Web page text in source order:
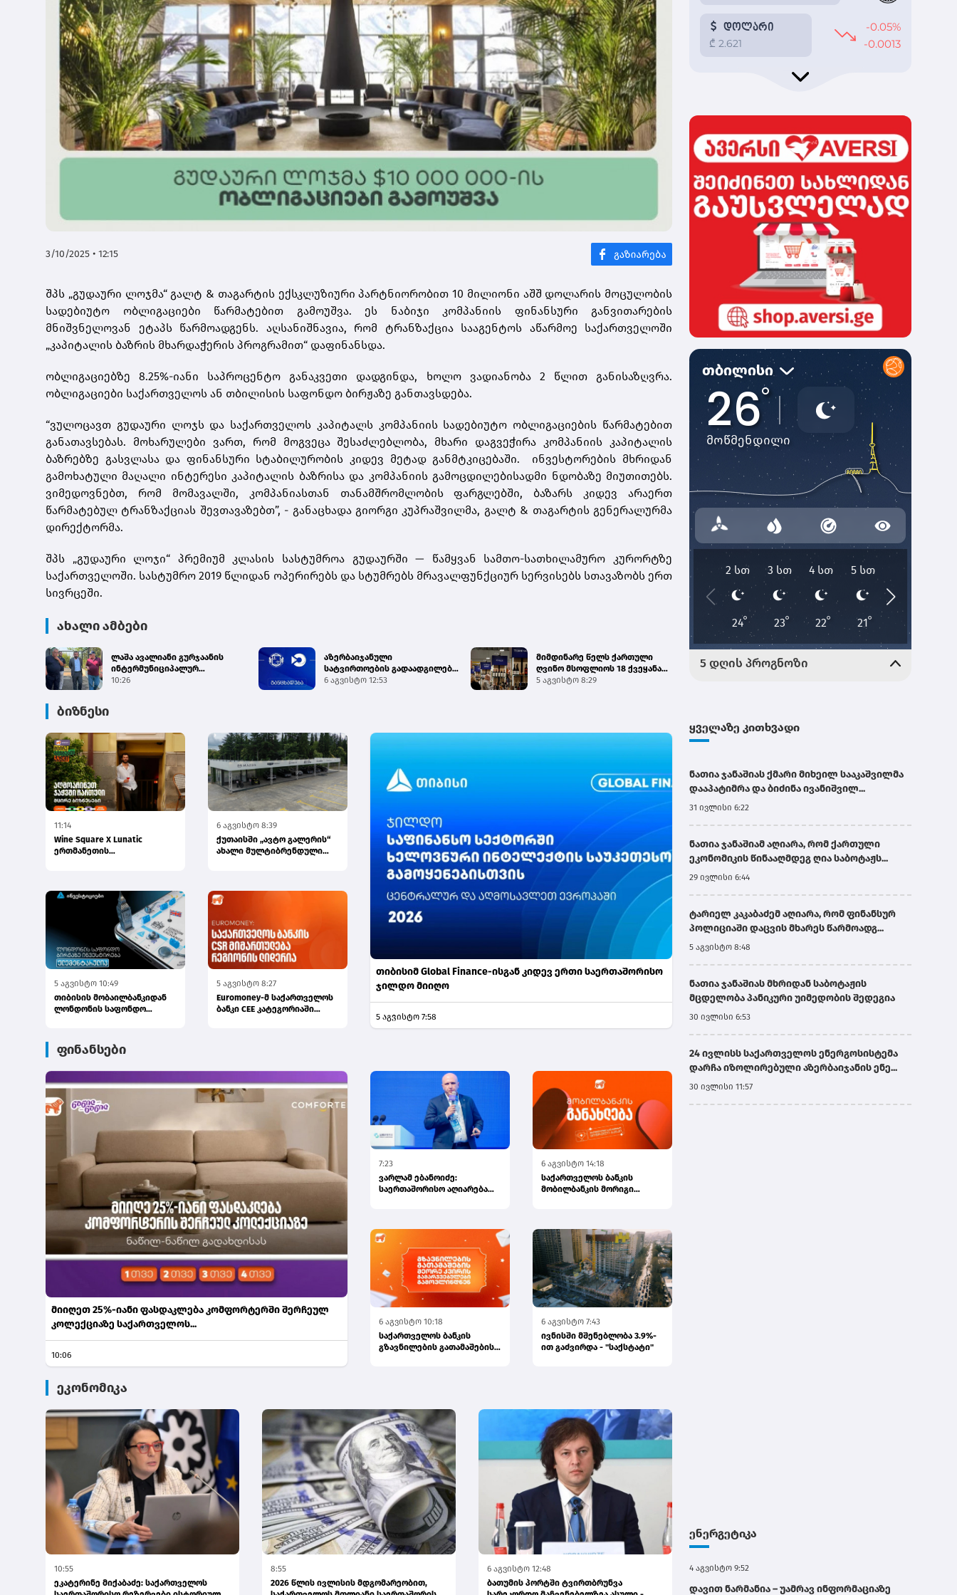
3/10/2025 • 12:15
შპს „გუდაური ლოჯმა“ გალტ & თაგარტის ექსკლუზიური პარტნიორობით 10 მილიონი აშშ დოლარის მოცულობის
სადებიუტო ობლიგაციები წარმატებით გამოუშვა. ეს ნაბიჯი კომპანიის ფინანსური განვითარების
მნიშვნელოვან ეტაპს წარმოადგენს. აღსანიშნავია, რომ ტრანზაქცია სააგენტოს აწარმოე საქართველოში
„კაპიტალის ბაზრის მხარდაჭერის პროგრამით“ დაფინანსდა.
ობლიგაციებზე 8.25%-იანი საპროცენტო განაკვეთი დადგინდა, ხოლო ვადიანობა 2 წლით განისაზღვრა.
ობლიგაციები საქართველოს ან თბილისის საფონდო ბირჟაზე განთავსდება.
“ვულოცავთ გუდაური ლოჯს და საქართველოს კაპიტალს კომპანიის სადებიუტო ობლიგაციების წარმატებით
განათავსებას. მოხარულები ვართ, რომ მოგვეცა შესაძლებლობა, მხარი დაგვეჭირა კომპანიის კაპიტალის
ბაზრებზე გასვლასა და ფინანსური სტაბილურობის კიდევ მეტად განმტკიცებაში. ინვესტორების მხრიდან
გამოხატული მაღალი ინტერესი კაპიტალის ბაზრისა და კომპანიის გამოცდილებისადმი ნდობაზე მიუთითებს.
ვიმედოვნებთ, რომ მომავალში, კომპანიასთან თანამშრომლობის ფარგლებში, ბაზარს კიდევ არაერთ
წარმატებულ ტრანზაქციას შევთავაზებთ”, - განაცხადა გიორგი კუპრაშვილმა, გალტ & თაგარტის გენერალურმა
დირექტორმა.
შპს „გუდაური ლოჯი“ პრემიუმ კლასის სასტუმროა გუდაურში — წამყვან სამთო-სათხილამურო კურორტზე
საქართველოში. სასტუმრო 2019 წლიდან ოპერირებს და სტუმრებს მრავალფუნქციურ სერვისებს სთავაზობს ერთ
სივრცეში.
ახალი ამბები
ლაშა ავალიანი გურჯაანის
ინტერმუნიციპალურ
თავშესაფარში ძაღლების
10:26
აზერბაიჯანული
სატვირთოების გადაადგილება
საბაჟო გამშვებ პუნქტებზე
6 აგვისტო 12:53
მიმდინარე წელს ქართული
ღვინო მსოფლიოს 18 ქვეყანაში
გამართულ 140-მდე ღო...
5 აგვისტო 8:29
ბიზნესი
11:14
Wine Square X Lunatic
ერთმანეთის
6 აგვისტო 8:39
ქუთაისში „ავტო გალერის“
ახალი მულტიბრენდული
5 აგვისტო 10:49
თიბისის მობაილბანკიდან
ლონდონის საფონდო
5 აგვისტო 8:27
Euromoney-მ საქართველოს
ბანკი CEE კატეგორიაში
თიბისიმ Global Finance-ისგან კიდევ ერთი საერთაშორისო
ჯილდო მიიღო
5 აგვისტო 7:58
ფინანსები
მიიღეთ 25%-იანი ფასდაკლება კომფორტერში შერჩეულ
კოლექციაზე საქართველოს...
10:06
7:23
ვარლამ ებანოიძე:
საერთაშორისო აღიარება
6 აგვისტო 14:18
საქართველოს ბანკის
მობილბანკის მორიგი
6 აგვისტო 10:18
საქართველოს ბანკის
გზავნილების გათამაშების
6 აგვისტო 7:43
ივნისში მშენებლობა 3.9%-
ით გაძვირდა - "საქსტატი"
ეკონომიკა
10:55
ეკატერინე მიქაბაძე: საქართველოს
8:55
2026 წლის ივლისის მდგომარეობით,
6 აგვისტო 12:48
ბათუმის პორტში ტვირთბრუნვა
ყველაზე კითხვადი
ნათია ჯანაშიას ქმარი მიხეილ სააკაშვილმა
დააპატიმრა და ბიძინა ივანიშვილ...
31 ივლისი 6:22
ნათია ჯანაშიამ აღიარა, რომ ქართული
ეკონომიკის წინააღმდეგ ღია საბოტაჟს...
29 ივლისი 6:44
ტარიელ კაკაბაძემ აღიარა, რომ ფინანსურ
პოლიციაში დაცვის მხარეს წარმოადგ...
5 აგვისტო 8:48
ნათია ჯანაშიას მხრიდან საბოტაჟის
მცდელობა პანიკური უიმედობის შედეგია
30 ივლისი 6:53
24 ივლისს საქართველოს ენერგოსისტემა
დარჩა იზოლირებული აზერბაიჯანის ენე...
30 ივლისი 11:57
ენერგეტიკა
4 აგვისტო 9:52
დავით ნარმანია – უამრავ ინფორმაციაზე